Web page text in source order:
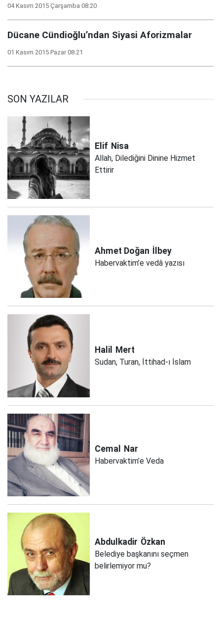
04 Kasım 2015 Çarşamba 08:20
Dücane Cündioğlu’ndan Siyasi Aforizmalar
01 Kasım 2015 Pazar 08:21
SON YAZILAR
Elif Nisa
Allah, Dilediğini Dinine Hizmet
Ettirir
Ahmet Doğan İlbey
Habervaktim’e vedâ yazısı
Halil Mert
Sudan, Turan, İttihad-ı İslam
Cemal Nar
Habervaktim’e Veda
Abdulkadir Özkan
Belediye başkanını seçmen
belirlemiyor mu?